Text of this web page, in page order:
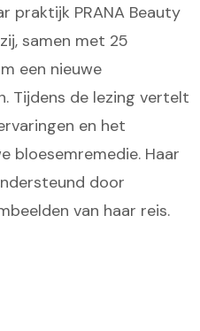
praktijk PRANA Beauty
samen met 25
een nieuwe
Tijdens de lezing vertelt
en het
bloesemremedie. Haar
door
van haar reis.